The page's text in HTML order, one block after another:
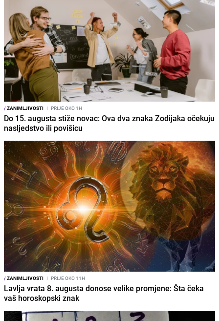
/ZANIMLJIVOSTI I PRIJE OKO 1H
Do 15. augusta stiže novac: Ova dva znaka Zodijaka očekuju
nasljedstvo ili povišicu
/ZANIMLJIVOSTI I PRIJE OKO 11H
Lavlja vrata 8. augusta donose velike promjene: Šta čeka
vaš horoskopski znak